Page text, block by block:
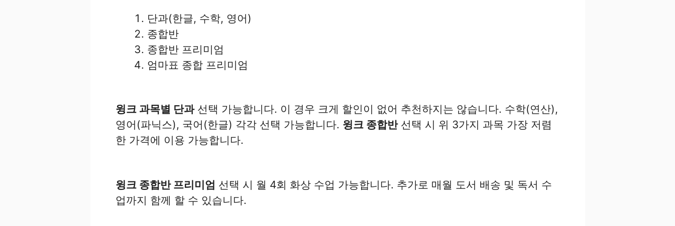
단과(한글, 수학, 영어)
종합반
종합반 프리미엄
엄마표 종합 프리미엄
윙크 과목별 단과선택 가능합니다. 이 경우 크게 할인이 없어 추천하지는 않습니다. 수학(연산),
영어(파닉스), 국어(한글) 각각 선택 가능합니다. 윙크 종합반선택 시 위 3가지 과목 가장 저렴
한 가격에 이용 가능합니다.
윙크 종합반 프리미엄 선택 시 월 4회 화상 수업 가능합니다. 추가로 매월 도서 배송 및 독서 수
업까지 함께 할 수 있습니다.